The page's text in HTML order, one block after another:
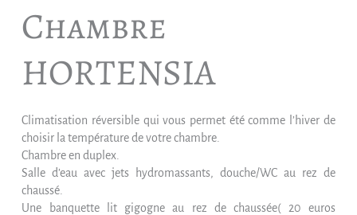
Chambre
HORTENSIA
Climatisation réversible qui vous permet été comme l’hiver de
choisir la température de votre chambre.
Chambre en duplex.
Salle d’eau avec jets hydromassants, douche/WC au rez de
chaussé.
Une banquette lit gigogne au rez de chaussée( 20 euros